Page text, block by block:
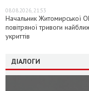
08.08.2026, 21:53
Начальник Житомирської
повітряної тривоги
укриттів
ДІАЛОГИ